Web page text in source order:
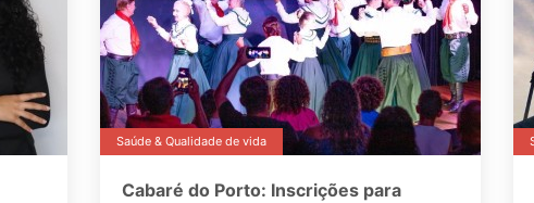
Saúde & Qualidade de vida
Cabaré do Porto: Inscrições para